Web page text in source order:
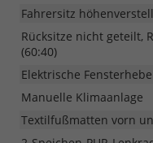
Fahrersitz
Rücksitze nicht geteilt,
(60:40)
Elektrische
Manuelle Klimaanlage
Textilfußmatten vorn